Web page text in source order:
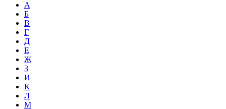
А
Б
В
Г
Д
Е
Ж
З
И
К
Л
М